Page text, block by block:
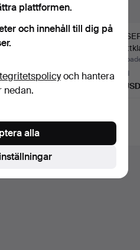
Dahlia Dior Caro-
24 bud
287 USD
2 bud
55 USD
plattformen.
och innehåll till dig på
och hantera
nedan.
alla